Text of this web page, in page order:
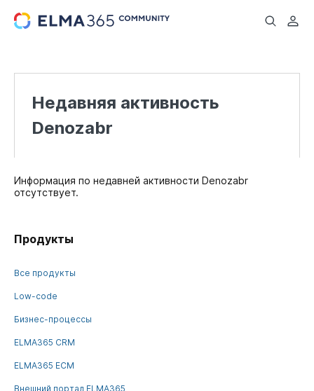
...
Недавняя активность
Denozabr
Информация по недавней активности Denozabr
отсутствует.
Продукты
Все продукты
Low-code
Бизнес-процессы
ELMA365 CRM
ELMA365 ECM
Внешний портал ELMA365